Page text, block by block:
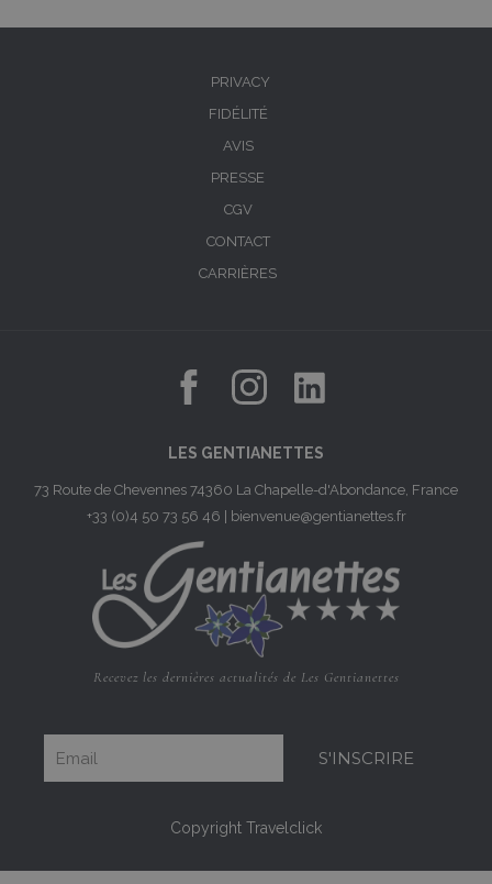
PRIVACY
FIDÉLITÉ
AVIS
PRESSE
CGV
CONTACT
CARRIÈRES
LES GENTIANETTES
73 Route de Chevennes 74360 La Chapelle-d'Abondance, France
+33 (0)4 50 73 56 46
bienvenue@gentianettes.fr
Recevez les dernières actualités de Les Gentianettes
S'INSCRIRE
Copyright Travelclick